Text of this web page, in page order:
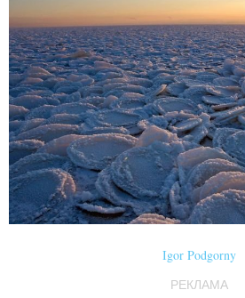
Igor Podgorny
РЕКЛАМА